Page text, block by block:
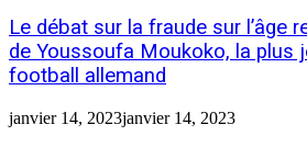
Le débat sur la fraude sur l’âge
de Youssoufa Moukoko, la plus
football allemand
janvier 14, 2023janvier 14, 2023